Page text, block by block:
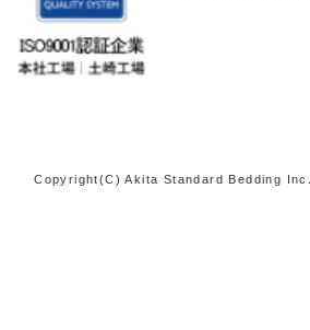
Copyright(C) Akita Standard Bedding